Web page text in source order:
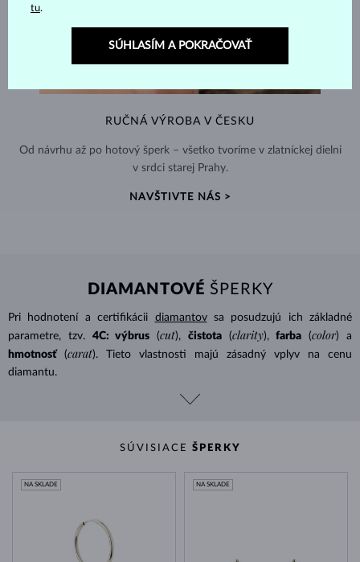
RUČNÁ VÝROBA V ČESKU
Od návrhu až po hotový šperk – všetko tvoríme v zlatníckej dielni
v srdci starej Prahy.
NAVŠTIVTE NÁS >
DIAMANTOVÉ ŠPERKY
Pri hodnotení a certifikácii diamantovsa posudzujú ich základné
parametre, tzv.
4C: výbrus (cut), čistota (clarity), farba (color) a
hmotnosť
(carat). Tieto vlastnosti majú zásadný vplyv na cenu
diamantu.
SÚVISIACE ŠPERKY
NA SKLADE NA SKLADE
tu.
SÚHLASÍM A POKRAČOVAŤ